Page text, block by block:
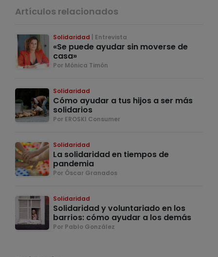
Artículos relacionados
Solidaridad Entrevista
«Se puede ayudar sin moverse de
casa»
Por Mónica Timón
Solidaridad
Cómo ayudar a tus hijos a ser más
solidarios
Por EROSKI Consumer
Solidaridad
La solidaridad en tiempos de
pandemia
Por Óscar Granados
Solidaridad
Solidaridad y voluntariado en los
barrios: cómo ayudar a los demás
Por Pablo González